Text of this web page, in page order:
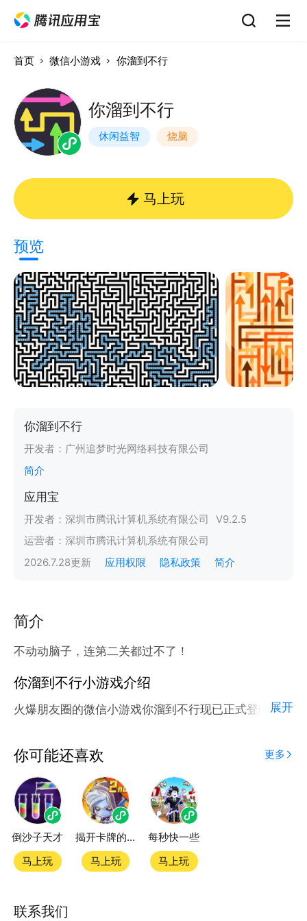
首页 微信小游戏 你溜到不行
你溜到不行
休闲益智 烧脑
马上玩
预览
你溜到不行
开发者： 广州追梦时光网络科技有限公司
简介
应用宝
开发者： 深圳市腾讯计算机系统有限公司 V9.2.5
运营者： 深圳市腾讯计算机系统有限公司
2026.7.28更新 应用权限 隐私政策 简介
简介
不动动脑子，连第二关都过不了！
你溜到不行小游戏介绍
火爆朋友圈的微信小游戏你溜到不行现已正式登陆腾讯
应用宝为腾讯官方游戏平台，收录海量正版授权的高热
度精品小游戏。直接搜索或者在小游戏 tab 发现热门
你溜到不行小游戏双平台畅玩
官方授权，在电脑上和手机上双端都能直接畅玩微信小
游戏
展开
你可能还喜欢 更多
倒沙子天才
马上玩
揭开卡牌的秘密
马上玩
每秒快一些
马上玩
联系我们